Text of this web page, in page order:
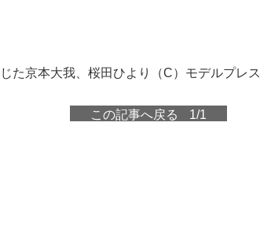
た京本大我、桜田ひより（C）モデルプレス
この記事へ戻る 1/1